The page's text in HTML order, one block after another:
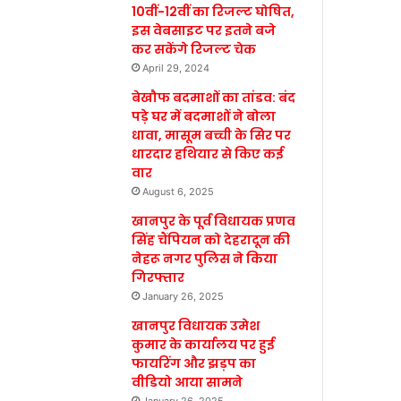
10वीं-12वीं का रिजल्ट घोषित,
इस वेबसाइट पर इतने बजे
कर सकेंगे रिजल्ट चेक
April 29, 2024
बेखौफ बदमाशों का तांडव: बंद
पड़े घर में बदमाशों ने बोला
धावा, मासूम बच्ची के सिर पर
धारदार हथियार से किए कई
वार
August 6, 2025
खानपुर के पूर्व विधायक प्रणव
सिंह चैंपियन को देहरादून की
नेहरू नगर पुलिस ने किया
गिरफ्तार
January 26, 2025
खानपुर विधायक उमेश
कुमार के कार्यालय पर हुई
फायरिंग और झड़प का
वीडियो आया सामने